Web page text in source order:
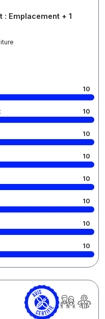
Emplacement + 1
10
10
10
10
10
10
10
10